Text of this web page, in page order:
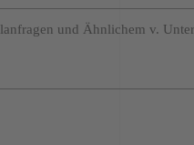
und Ähnlichem v.